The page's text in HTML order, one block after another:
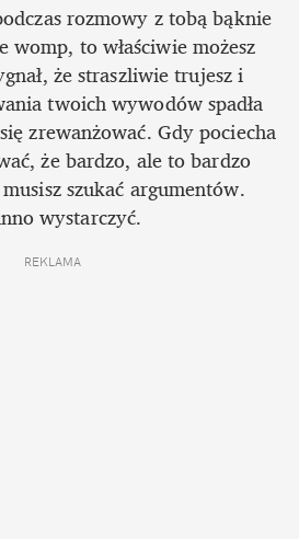
rozmowy z tobą bąknie
womp, to właściwie możesz
że straszliwie trujesz i
twoich wywodów spadła
zrewanżować. Gdy pociecha
że bardzo, ale to bardzo
szukać argumentów.
wystarczyć.
REKLAMA